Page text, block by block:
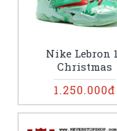
Nike Lebron
Christmas
1.250.000đ